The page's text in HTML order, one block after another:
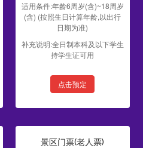
适用条件:年龄6周岁(含)~18周岁
(含) (按照生日计算年龄,以出行
日期为准)
补充说明:全日制本科及以下学生
持学生证可用
点击预定
景区门票(老人票)